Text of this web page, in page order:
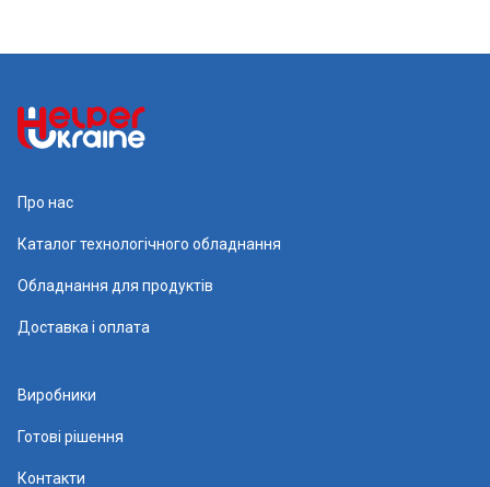
Про нас
Каталог технологічного обладнання
Обладнання для продуктів
Доставка і оплата
Виробники
Готові рішення
Контакти